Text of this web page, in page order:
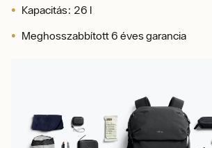
Kapacitás: 26 l
Meghosszabbított 6 éves garancia